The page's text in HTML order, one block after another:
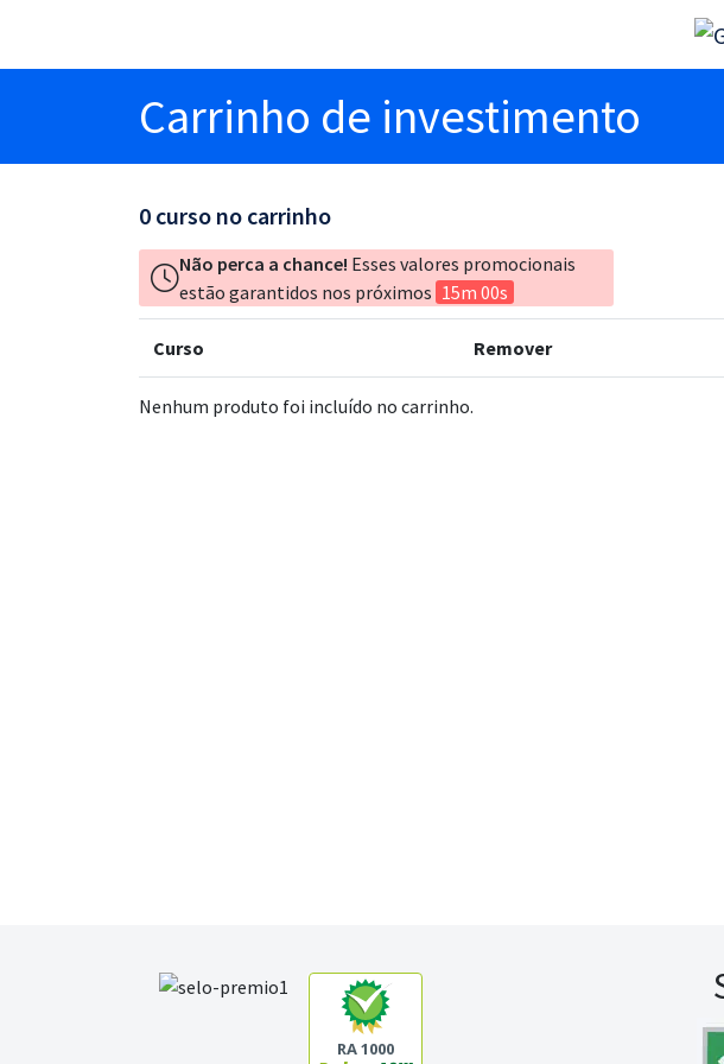
Carrinho de investimento
0 curso no carrinho
Não perca a chance! Esses valores promocionais
estão garantidos nos próximos 15m 00s
Curso Remover
Nenhum produto foi incluído no carrinho.
RA 1000